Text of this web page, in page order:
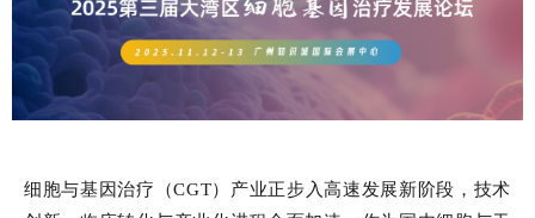
细胞与基因治疗（CGT）产业正步入高速发展新阶段，技术